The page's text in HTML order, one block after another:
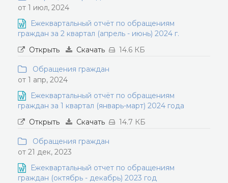
от 1 июл, 2024
Ежеквартальный отчёт по обращениям
граждан за 2 квартал (апрель - июнь) 2024 г.
Открыть
Скачать 14.6 КБ
Обращения граждан
от 1 апр, 2024
Ежеквартальный отчёт по обращениям
граждан за 1 квартал (январь-март) 2024 года
Открыть
Скачать 14.7 КБ
Обращения граждан
от 21 дек, 2023
Ежеквартальный отчет по обращениям
граждан (октябрь - декабрь) 2023 год